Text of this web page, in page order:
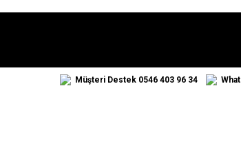
Müşteri Destek 0546 403 96 34